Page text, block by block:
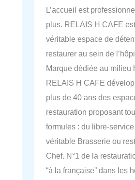
L’accueil est
plus. RELAIS H CAFE
véritable espace de
restaurer au sein de
Marque dédiée au milieu
RELAIS H CAFE
plus de 40 ans des
restauration proposant
formules : du libre-
véritable Brasserie ou
Chef. N°1 de la
“à la française” dans les